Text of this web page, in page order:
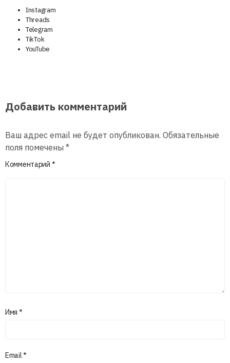
Instagram
Threads
Telegram
TikTok
YouTube
Добавить комментарий
Ваш адрес email не будет опубликован. Обязательные
поля помечены *
Комментарий *
Имя *
Email*